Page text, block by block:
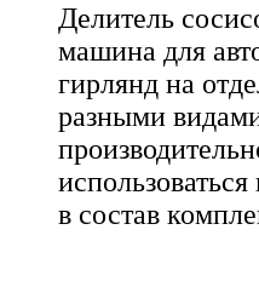
Делитель
машина для
гирлянд на
разными
в состав